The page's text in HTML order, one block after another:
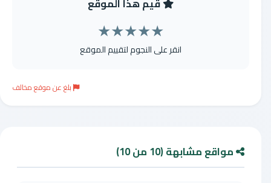
قيم هذا الموقع
★
★
★
★
★
انقر على النجوم لتقييم الموقع
بلغ عن موقع مخالف
مواقع مشابهة (10 من 10)